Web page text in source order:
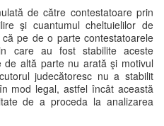
de către contestatoare prin
şi cuantumul cheltuielilor de
pe de o parte contestatoarele
care au fost stabilite aceste
altă parte nu arată şi motivul
judecătoresc nu a stabilit
mod legal, astfel încât această
de a proceda la analizarea